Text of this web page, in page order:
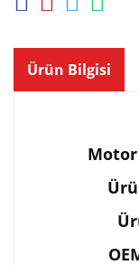
Ürün Bilgisi
Motor